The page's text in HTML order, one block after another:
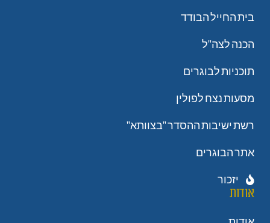
בית החייל הבודד
הכנה לצה"ל
תוכניות לבוגרים
מסעות נצח לפולין
רשת ישיבות ההסדר "בצוותא"
אתר הבוגרים
יזכור
אודות